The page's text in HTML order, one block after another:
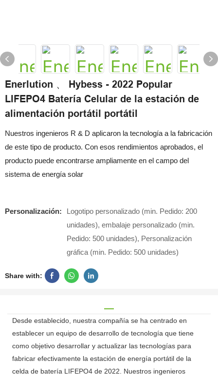
Enerlution 、 Hybess - 2022 Popular
LIFEPO4 Batería Celular de la estación de
alimentación portátil portátil
Nuestros ingenieros R & D aplicaron la tecnología a la fabricación
de este tipo de producto. Con esos rendimientos aprobados, el
producto puede encontrarse ampliamente en el campo del
sistema de energía solar
Personalización:
Logotipo personalizado (min. Pedido: 200
unidades), embalaje personalizado (min.
Pedido: 500 unidades), Personalización
gráfica (min. Pedido: 500 unidades)
Share with:
Desde establecido, nuestra compañía se ha centrado en
establecer un equipo de desarrollo de tecnología que tiene
como objetivo desarrollar y actualizar las tecnologías para
fabricar efectivamente la estación de energía portátil de la
celda de batería LIFEPO4 de 2022. Nuestros ingenieros